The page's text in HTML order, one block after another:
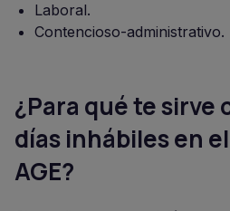
Laboral.
Contencioso-administrativo.
¿Para qué te sirve
días inhábiles en
AGE?